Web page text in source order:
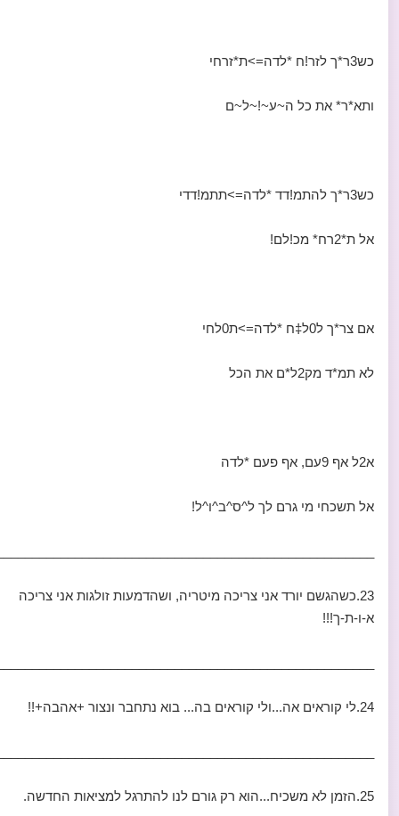
כש3ר*ך לזר!ח *לדה=>ת*זרחי
ותא*ר* את כל ה~ע~!~ל~ם
כש3ר*ך להתמ!דד *לדה=>תתמ!דדי
אל ת*2רח* מכ!לם!
אם צר*ך ל0ל‡ח *לדה=>ת0לחי
לא תמ*ד מק2ל*ם את הכל
א2ל אף 9עם, אף פעם *לדה
אל תשכחי מי גרם לך ל^ס^ב^ו^ל!
23.כשהגשם יורד אני צריכה מיטריה, ושהדמעות זולגות אני צריכה
א-ו-ת-ך!!!
24.לי קוראים אה...ולי קוראים בה... בוא נתחבר ונצור +אהבה+!!
25.הזמן לא משכיח...הוא רק גורם לנו להתרגל למציאות החדשה.